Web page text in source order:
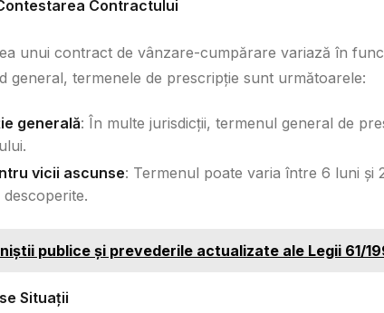
Contractului
unui contract de vânzare-cumpărare variază în
general, termenele de prescripție sunt următoarele:
generală: În multe jurisdicții, termenul general de
vicii ascunse: Termenul poate varia între 6 luni și
publice și prevederile actualizate ale Legii 61/
Situații